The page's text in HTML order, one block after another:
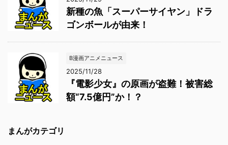
新種の魚「スーパーサイヤン」ドラ
ゴンボールが由来！
B漫画アニメニュース
2025/11/28
『電影少女』の原画が盗難！被害総
額“7.5億円”か！？
まんがカテゴリ